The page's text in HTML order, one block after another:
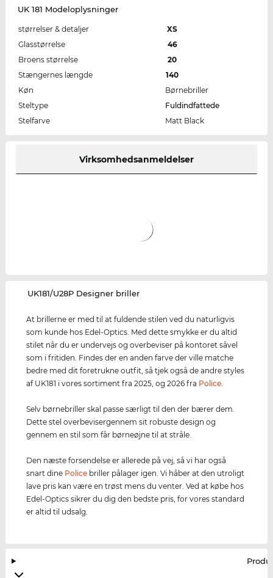
UK 181 Modeloplysninger
størrelser & detaljer
XS
Glasstørrelse
46
Broens størrelse
20
Stængernes længde
140
Køn
Børnebriller
Steltype
Fuldindfattede
Stelfarve
Matt Black
Virksomhedsanmeldelser
‌UK181/U28P Designer briller
At brillerne er med til at fuldende stilen ved du naturligvis
som kunde hos Edel-Optics. Med dette smykke er du altid
stilet når du er undervejs og overbeviser på kontoret såvel
som i fritiden. Findes der en anden farve der ville matche
bedre med dit foretrukne outfit, så tjek også de andre styles
af UK181 i vores sortiment fra 2025, og 2026 fra Police
Selv børnebriller skal passe særligt til den der bærer dem.
Dette stel overbevisergennem sit robuste design og
gennem en stil som får børneøjne til at stråle.
Den næste forsendelse er allerede på vej, så vi har også
snart dine Police briller pålager igen. Vi håber at den utroligt
lave pris kan være en trøst mens du venter. Ved at købe hos
Edel-Optics sikrer du dig den bedste pris, for vores standard
er altid til udsalg.